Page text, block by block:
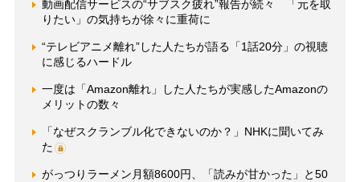
動画配信サービスの“サブスク疲れ”報告が続々 「元を取
りたい」の気持ちが徐々に重荷に
“テレビアニメ離れ”した人たちが語る「1話20分」の視聴
に感じるハードル
一度は「Amazon離れ」した人たちが実感したAmazonの
メリットの数々
「なぜスクランブル化できないのか？」NHKに聞いてみ
た
がっつりラーメン月額8600円、「読みが甘かった」と50